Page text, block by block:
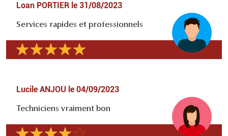
Loan PORTIER le 31/08/2023
Services rapides et professionnels
Lucile ANJOU le 04/09/2023
Techniciens vraiment bon